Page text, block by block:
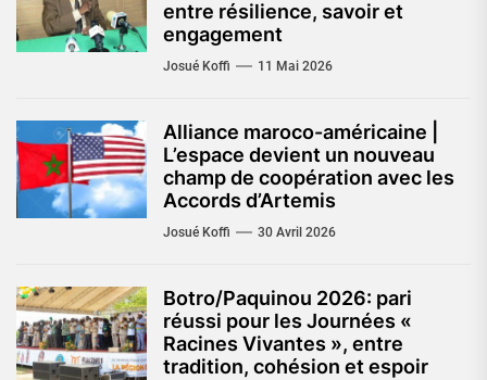
entre résilience, savoir et
engagement
Josué Koffi 11 Mai 2026
Alliance maroco-américaine |
L’espace devient un nouveau
champ de coopération avec les
Accords d’Artemis
Josué Koffi 30 Avril 2026
Botro/Paquinou 2026: pari
réussi pour les Journées «
Racines Vivantes », entre
tradition, cohésion et espoir